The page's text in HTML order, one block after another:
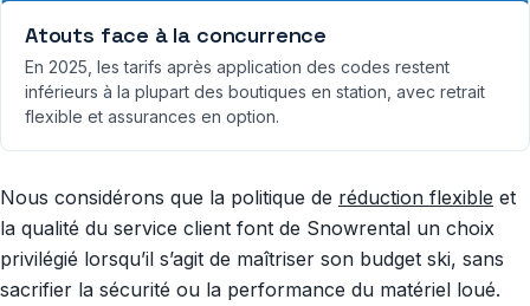
Atouts face à la concurrence
En 2025, les tarifs après application des codes restent
inférieurs à la plupart des boutiques en station, avec retrait
flexible et assurances en option.
Nous considérons que la politique de réduction flexible et
la qualité du service client font de Snowrental un choix
privilégié lorsqu’il s’agit de maîtriser son budget ski, sans
sacrifier la sécurité ou la performance du matériel loué.